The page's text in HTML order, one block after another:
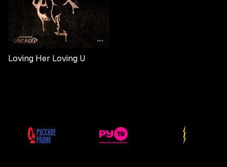
Loving Her Loving U